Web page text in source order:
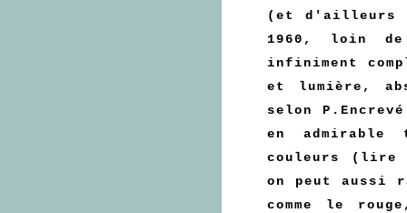
(et d'ailleurs
1960, loin
infiniment
et lumière,
selon
en
couleurs
on peut aussi
comme le